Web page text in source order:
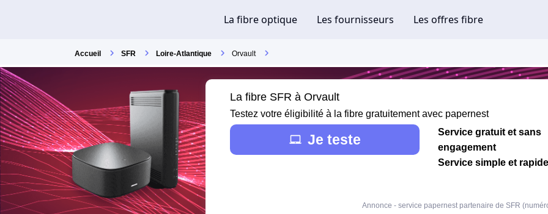
Accueil SFR Loire-Atlantique Orvault
La fibre SFR à Orvault
Testez votre éligibilité à la fibre gratuitement avec papernest
Je teste
Service gratuit et sans
engagement
Service simple et rapide
Annonce - service papernest partenaire de SFR